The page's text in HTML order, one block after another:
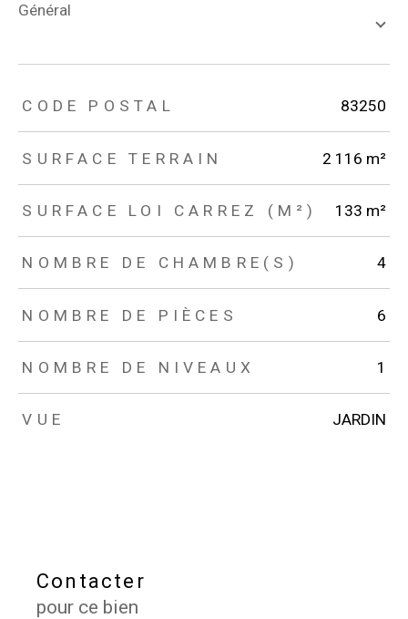
général
TRAD_ZEPHYR_Caracteristique TRAD_ZEPHYR_Valeurs
CODE POSTAL 83250
SURFACE TERRAIN 2 116 m²
SURFACE LOI CARREZ (M²) 133 m²
NOMBRE DE CHAMBRE(S) 4
NOMBRE DE PIÈCES 6
NOMBRE DE NIVEAUX 1
VUE JARDIN
Contacter
pour ce bien